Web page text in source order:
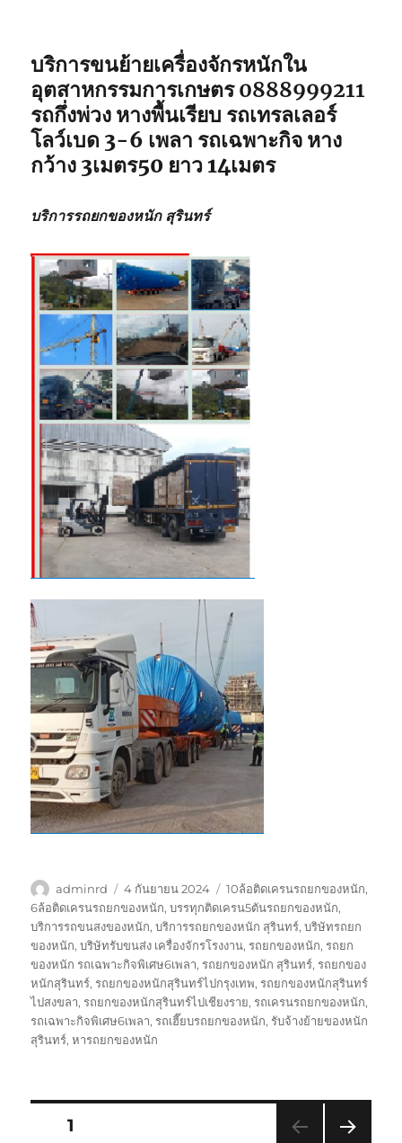
บริการขนย้ายเครื่องจักรหนักใน
อุตสาหกรรมการเกษตร 0888999211
รถกึ่งพ่วง หางพื้นเรียบ รถเทรลเลอร์
โลว์เบด 3-6 เพลา รถเฉพาะกิจ หาง
กว้าง 3เมตร50 ยาว 14เมตร
บริการรถยกของหนัก สุรินทร์
ผู้
เขียน
adminrd
เขียน
เมื่อ
4 กันยายน 2024
ป้าย
กำกับ
10ล้อติดเครนรถยกของหนัก,
6ล้อติดเครนรถยกของหนัก,บรรทุกติดเครน5ตันรถยกของหนัก,
บริการรถขนสงของหนัก,บริการรถยกของหนัก สุรินทร์,บริษัทรถยก
ของหนัก,บริษัทรับขนส่ง เครื่องจักรโรงงาน,รถยกของหนัก,รถยก
ของหนัก รถเฉพาะกิจพิเศษ6เพลา,รถยกของหนัก สุรินทร์,รถยกของ
หนักสุรินทร์,รถยกของหนักสุรินทร์ไปกรุงเทพ,รถยกของหนักสุรินทร์
ไปสงขลา,รถยกของหนักสุรินทร์ไปเชียงราย,รถเครนรถยกของหนัก,
รถเฉพาะกิจพิเศษ6เพลา,รถเฮี๊ยบรถยกของหนัก,รับจ้างย้ายของหนัก
สุรินทร์,หารถยกของหนัก
Posts
หน้า1